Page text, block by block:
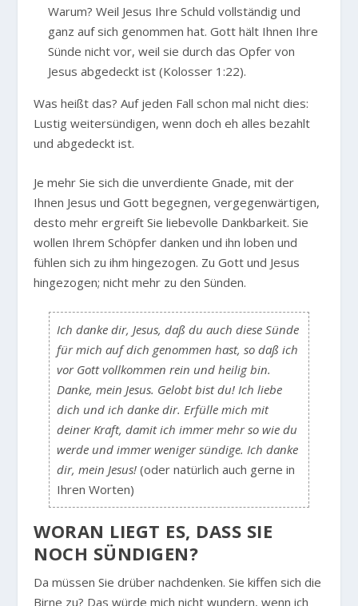
Warum? Weil Jesus Ihre Schuld vollständig und
ganz auf sich genommen hat. Gott hält Ihnen Ihre
Sünde nicht vor, weil sie durch das Opfer von
Jesus abgedeckt ist (Kolosser 1:22).
Was heißt das? Auf jeden Fall schon mal nicht dies:
Lustig weitersündigen, wenn doch eh alles bezahlt
und abgedeckt ist.
Je mehr Sie sich die unverdiente Gnade, mit der
Ihnen Jesus und Gott begegnen, vergegenwärtigen,
desto mehr ergreift Sie liebevolle Dankbarkeit. Sie
wollen Ihrem Schöpfer danken und ihn loben und
fühlen sich zu ihm hingezogen. Zu Gott und Jesus
hingezogen; nicht mehr zu den Sünden.
Ich danke dir, Jesus, daß du auch diese Sünde
für mich auf dich genommen hast, so daß ich
vor Gott vollkommen rein und heilig bin.
Danke, mein Jesus. Gelobt bist du! Ich liebe
dich und ich danke dir. Erfülle mich mit
deiner Kraft, damit ich immer mehr so wie du
werde und immer weniger sündige. Ich danke
dir, mein Jesus! (oder natürlich auch gerne in
Ihren Worten)
WORAN LIEGT ES, DASS SIE N
OCH SÜNDIGEN?
Da müssen Sie drüber nachdenken. Sie kiffen sich die
Birne zu? Das würde mich nicht wundern, wenn ich